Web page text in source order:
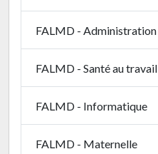
FALMD - Administration
FALMD - Santé au travail
FALMD - Informatique
FALMD - Maternelle